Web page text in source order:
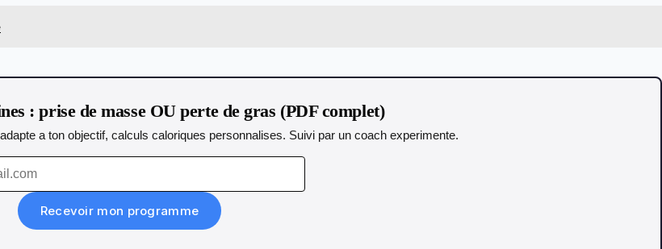
: prise de masse OU perte de gras (PDF complet)
a ton objectif, calculs caloriques personnalises. Suivi par un coach experimente.
Recevoir mon programme